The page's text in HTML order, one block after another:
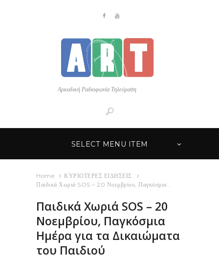
Αρκαδική Ραδιοφωνία Τηλεόραση
SELECT MENU ITEM
Home
ΚΥΡΙΟΤΕΡΕΣ ΕΙΔΗΣΕΙΣ
Παιδικά Χωριά SOS – 20 Νοεμβρίου, Παγκόσμια...
Παιδικά Χωριά SOS – 20
Νοεμβρίου, Παγκόσμια
Ημέρα για τα Δικαιώματα
του Παιδιού